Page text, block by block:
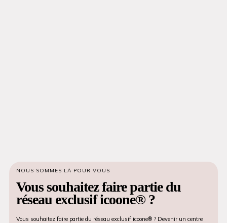
NOUS SOMMES LÀ POUR VOUS
Vous souhaitez faire partie du
réseau exclusif icoone® ?
Vous souhaitez faire partie du réseau exclusif icoone® ? Devenir un centre